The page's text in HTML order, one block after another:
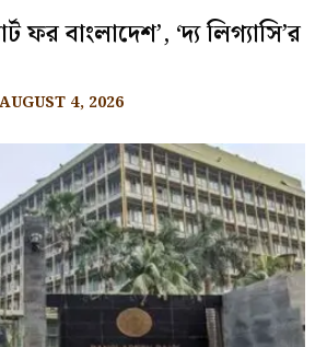
ফর বাংলাদেশ’, ‘দ্য লিগ্যাসি’র
AUGUST 4, 2026